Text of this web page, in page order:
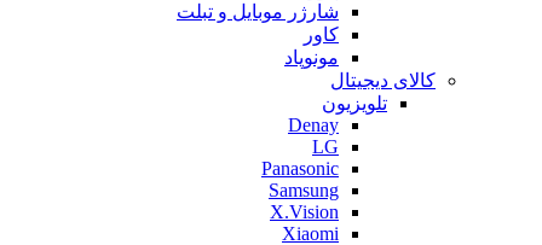
شارژر موبایل و تبلت
کاور
مونوپاد
کالای دیجیتال
تلویزیون
Denay
LG
Panasonic
Samsung
X.Vision
Xiaomi